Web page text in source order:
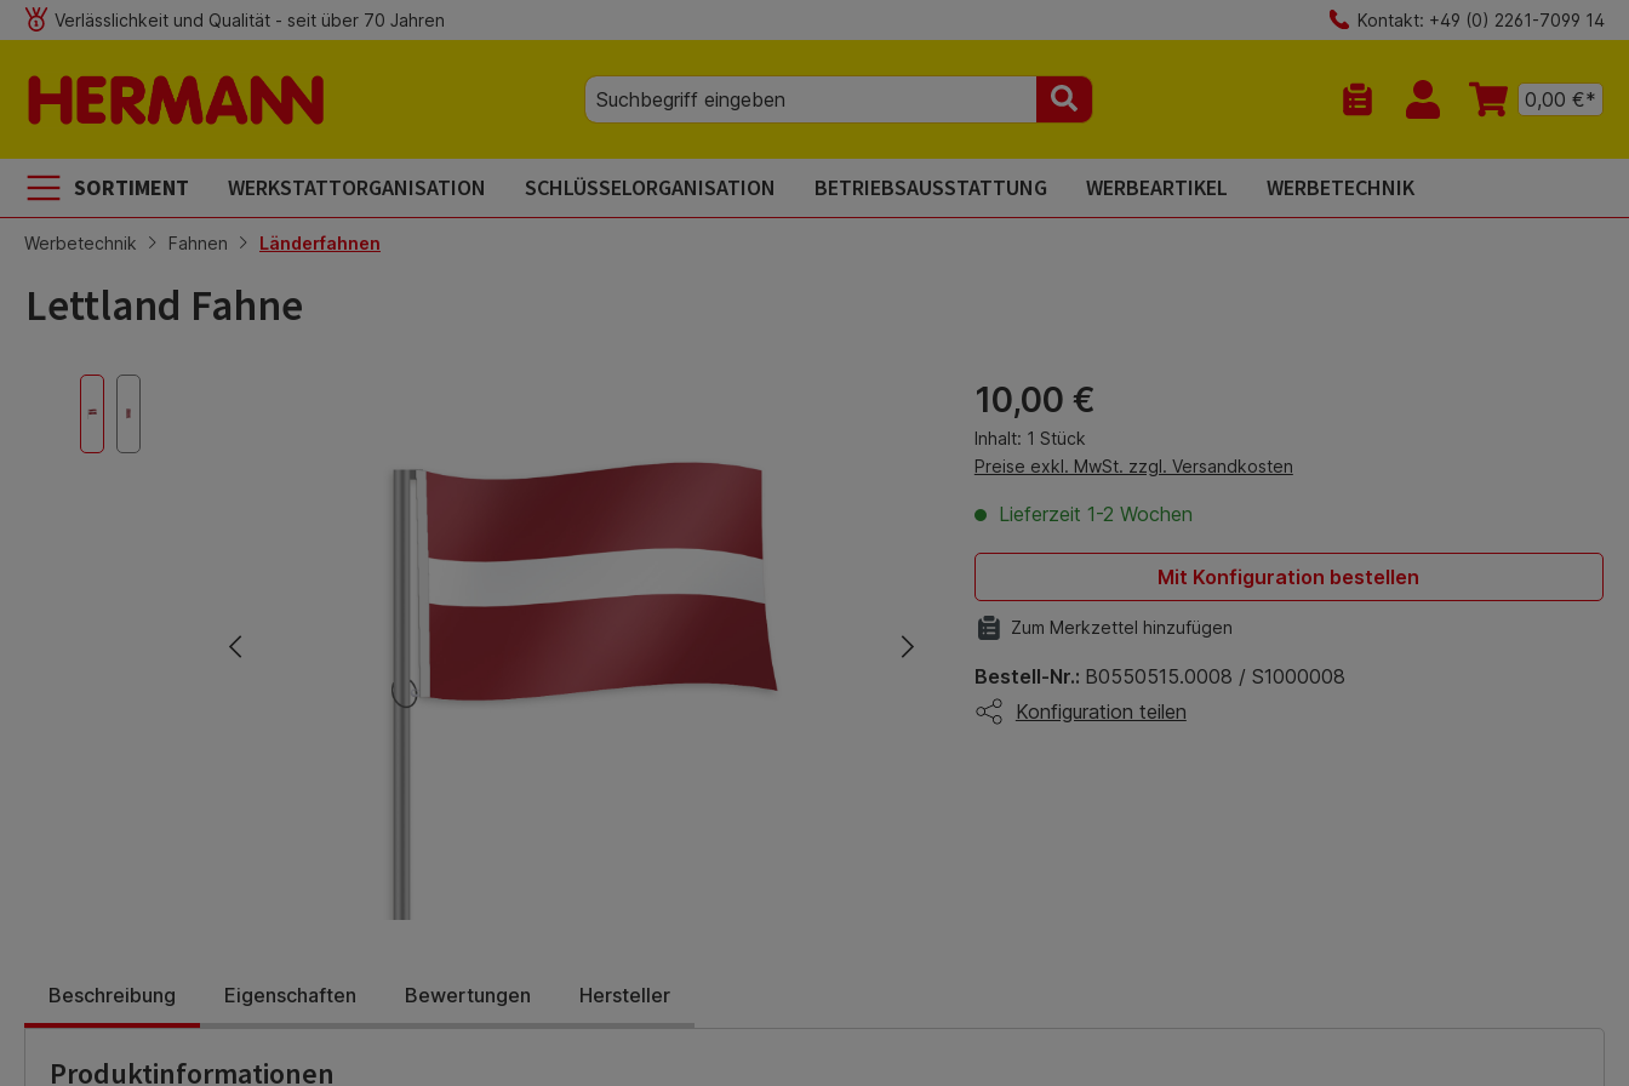
Hauptinhalt springen
Zur Suche springen
Zur Hauptnavigation springen
Verlässlichkeit und Qualität - seit über 70 Jahren Kontakt: +49 (0) 2261-7099 14
Du hast 0 Produkte auf dem
0,00 €*
SORTIMENT WERKSTATTORGANISATION SCHLÜSSELORGANISATION BETRIEBSAUSSTATTUNG WERBEARTIKEL WERBETECHNIK
Werbetechnik Fahnen Länderfahnen
Lettland Fahne
Bildergalerie überspringen Regulärer Preis:
10,00 €
Inhalt: 1 Stück
Preise exkl. MwSt. zzgl. Versandkosten
Lieferzeit 1-2 Wochen
Mit Konfiguration bestellen
Zum Merkzettel hinzufügen
Bestell-Nr.: B0550515.0008 / S1000008
Konfiguration teilen
Beschreibung Eigenschaften Bewertungen Hersteller
Produktinformationen